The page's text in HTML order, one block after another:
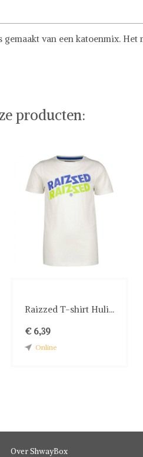
van een katoenmix. Het
producten:
Raizzed T-shirt Huli...
€ 6,39
Online
Over ShwayBox